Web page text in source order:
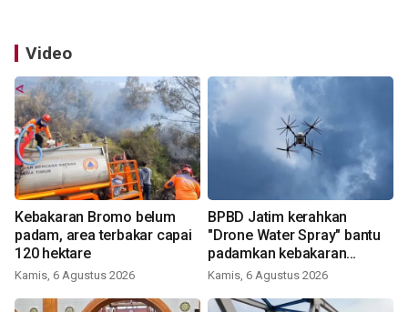
Video
Kebakaran Bromo belum
padam, area terbakar capai
120 hektare
Kamis, 6 Agustus 2026
BPBD Jatim kerahkan
"Drone Water Spray" bantu
padamkan kebakaran
Bromo
Kamis, 6 Agustus 2026